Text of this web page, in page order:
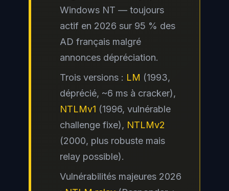
Windows NT — toujours
actif en 2026 sur 95 % des
AD français malgré
annonces dépréciation.
Trois versions : LM (1993,
déprécié, ~6 ms à cracker),
NTLMv1 (1996, vulnérable
challenge fixe), NTLMv2
(2000, plus robuste mais
relay possible).
Vulnérabilités majeures 2026